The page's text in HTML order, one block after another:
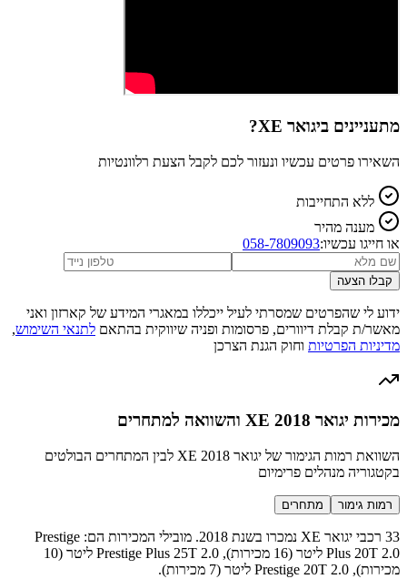
מתעניינים ביגואר XE ?
השאירו פרטים עכשיו ונעזור לכם לקבל הצעת רלוונטיות
ללא התחייבות
מענה מהיר
או חייגו עכשיו:058-7809093
קבלו הצעה
ידוע לי שהפרטים שמסרתי לעיל ייכללו במאגרי המידע של קארזון ואני
מאשר/ת קבלת דיוורים, פרסומות ופניה שיווקית בהתאם לתנאי השימוש,
מדיניות הפרטיות וחוק הגנת הצרכן
מכירות יגואר XE 2018 והשוואה למתחרים
השוואת רמות הגימור של יגואר XE 2018 לבין המתחרים הבולטים
בקטגוריה מנהלים פרימיום
רמות גימור מתחרים
33 רכבי יגואר XE נמכרו בשנת 2018. מובילי המכירות הם: Prestige
Plus 20T 2.0 ליטר (16 מכירות), Prestige Plus 25T 2.0 ליטר (10
מכירות), Prestige 20T 2.0 ליטר (7 מכירות).